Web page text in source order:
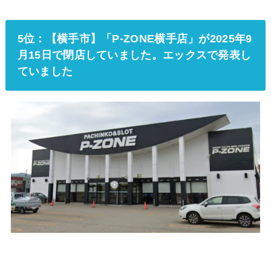
5位：【横手市】「P-ZONE横手店」が2025年9
月15日で閉店していました。エックスで発表し
ていました